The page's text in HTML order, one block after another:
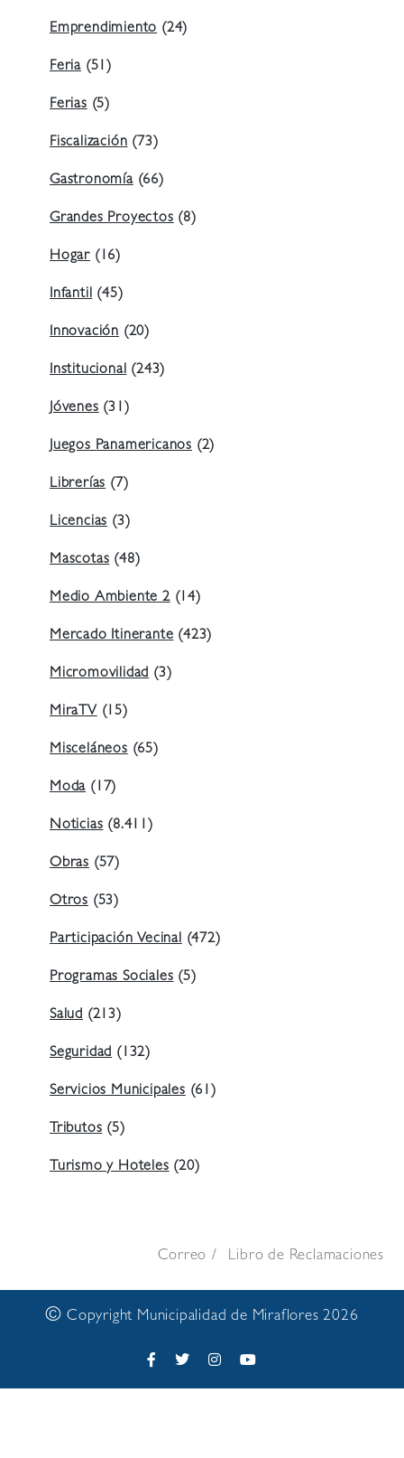
Emprendimiento(24)
Feria (51)
Ferias(5)
Fiscalización(73)
Gastronomía(66)
Grandes Proyectos(8)
Hogar (16)
Infantil(45)
Innovación (20)
Institucional(243)
Jóvenes(31)
Juegos Panamericanos (2)
Librerías(7)
Licencias(3)
Mascotas(48)
Medio Ambiente 2(14)
Mercado Itinerante(423)
Micromovilidad(3)
MiraTV(15)
Misceláneos(65)
Moda(17)
Noticias(8.411)
Obras (57)
Otros (53)
Participación Vecinal(472)
Programas Sociales(5)
Salud (213)
Seguridad(132)
Servicios Municipales(61)
Tributos(5)
Turismo y Hoteles(20)
Correo Libro de Reclamaciones
© Copyright Municipalidad de Miraflores 2026